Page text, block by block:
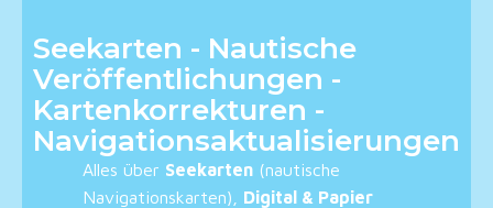
Seekarten - Nautische
Veröffentlichungen -
Kartenkorrekturen -
Navigationsaktualisierungen
Alles über Seekarten (nautische
Navigationskarten), Digital & Papier